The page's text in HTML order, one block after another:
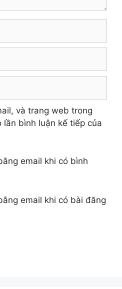
và trang web trong
bình luận kế tiếp của
email khi có bình
email khi có bài đăng